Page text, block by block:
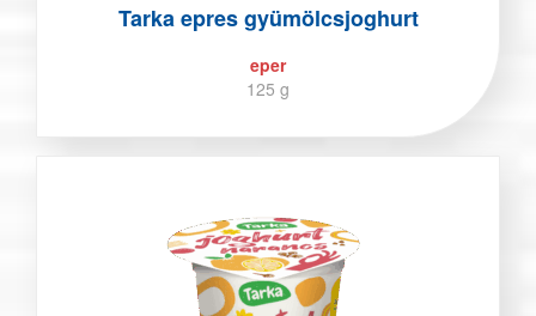
Tarka epres gyümölcsjoghurt
eper
125 g